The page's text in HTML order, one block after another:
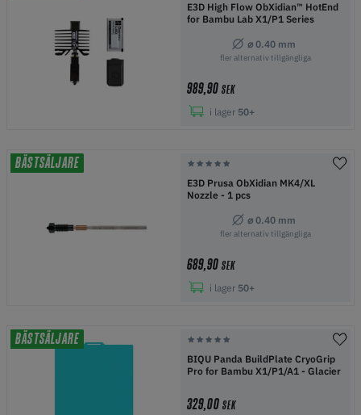
E3D High Flow ObXidian™ HotEnd
for Bambu Lab X1/P1 Series
⌀ 0.40 mm
fler alternativ tillgängliga
989,90 SEK
i lager 50+
BÄSTSÄLJARE
E3D Prusa ObXidian MK4/XL
Nozzle - 1 pcs
⌀ 0.40 mm
fler alternativ tillgängliga
689,90 SEK
i lager 50+
BÄSTSÄLJARE
BIQU Panda BuildPlate CryoGrip
Pro for Bambu X1/P1/A1 - Glacier
329,00 SEK